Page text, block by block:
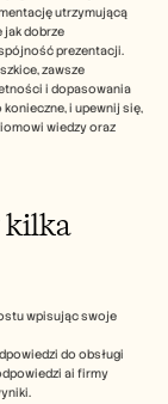
utrzymującą
jak dobrze
prezentacji.
zawsze
i dopasowania
i upewnij się,
wiedzy oraz
kilka
wpisując swoje
do obsługi
ai firmy